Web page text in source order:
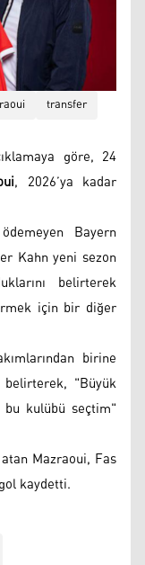
transfer
göre, 24
, 2026’ya kadar
Bayern
Kahn yeni sezon
belirterek
için bir diğer
birine
"Büyük
bu kulübü seçtim"
Mazraoui, Fas
kaydetti.